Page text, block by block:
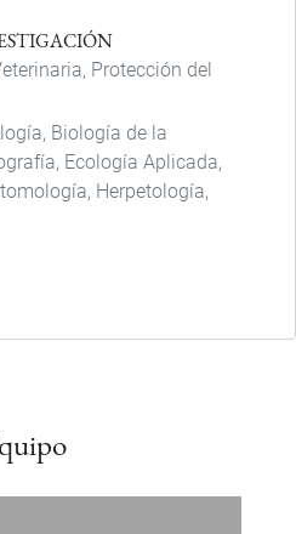
Protección del
Biología de la
Ecología Aplicada,
Herpetología,